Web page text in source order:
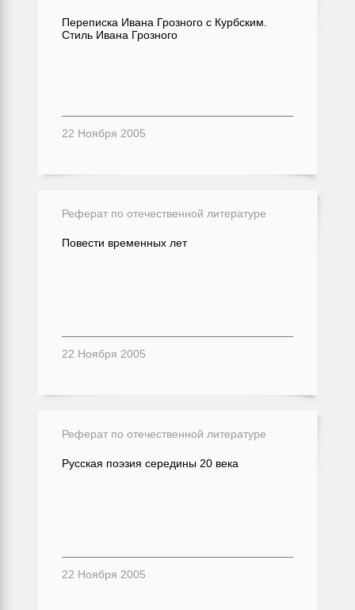
Переписка Ивана Грозного с Курбским.
Стиль Ивана Грозного
22 Ноября 2005
Реферат по отечественной литературе
Повести временных лет
22 Ноября 2005
Реферат по отечественной литературе
Русская поэзия середины 20 века
22 Ноября 2005